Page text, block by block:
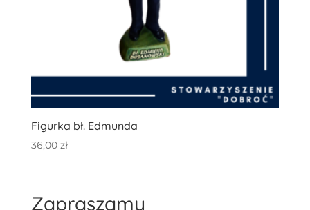
Figurka bł. Edmunda
36,00 zł
Zapraszamy